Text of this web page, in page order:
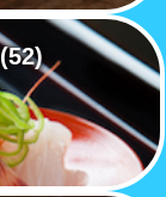
(52)